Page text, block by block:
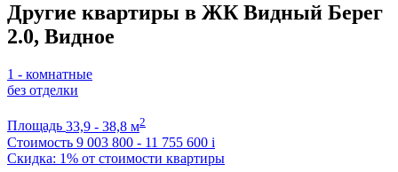
Другие квартиры в ЖК Видный Берег
2.0, Видное
1 - комнатные
без отделки
Площадь 33,9 - 38,8 м2
Стоимость 9 003 800 - 11 755 600 i
Скидка: 1% от стоимости квартиры